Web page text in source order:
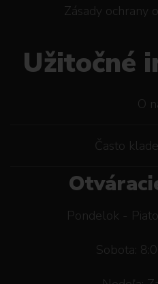
Zásady ochrany
Užitočné
O
Často
Pondelok -
Sobota: